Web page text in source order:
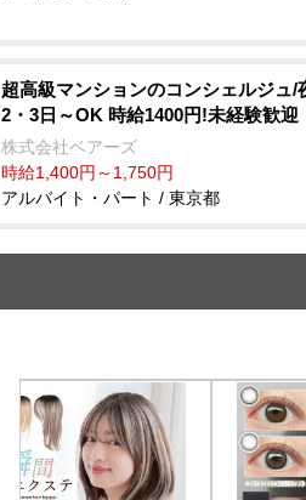
超高級マンションのコンシェルジュ/
2・3日～OK 時給1400円!未経験歓迎
株式会社ベアーズ
時給1,400円～1,750円
アルバイト・パート / 東京都